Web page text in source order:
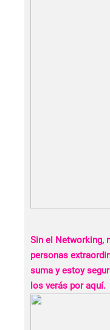
Sin el Networking,
personas
suma y estoy
los verás por aquí.